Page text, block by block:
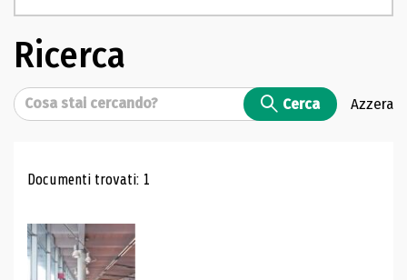
Ricerca
Cerca Cerca Azzera
Risultati di ricerca
Documenti trovati: 1